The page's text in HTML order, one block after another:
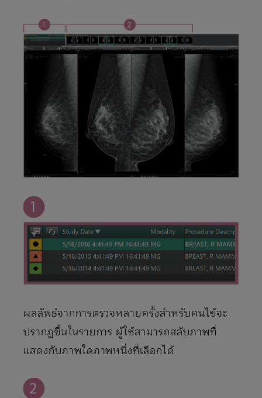
ผลลัพธ์จากการตรวจหลายครั้งสําหรับคนไข้จะ
ปรากฏขึ้นในรายการ ผู้ใช้สามารถสลับภาพที่
แสดงกับภาพใดภาพหนึ่งที่เลือกได้